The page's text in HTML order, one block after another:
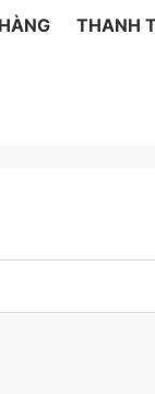
THANH